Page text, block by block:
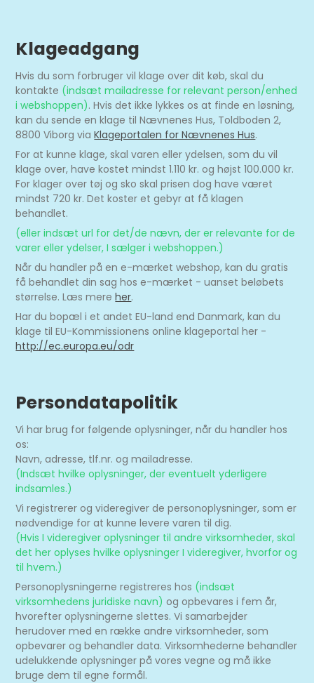
Klageadgang
Hvis du som forbruger vil klage over dit køb, skal du
kontakte (indsæt mailadresse for relevant person/enhed
i webshoppen). Hvis det ikke lykkes os at finde en løsning,
kan du sende en klage til Nævnenes Hus, Toldboden 2,
8800 Viborg viaKlageportalen for Nævnenes Hus.
For at kunne klage, skal varen eller ydelsen, som du vil
klage over, have kostet mindst 1.110 kr. og højst 100.000 kr.
For klager over tøj og sko skal prisen dog have været
mindst 720 kr. Det koster et gebyr at få klagen
behandlet.
(eller indsæt url for det/de nævn, der er relevante for de
varer eller ydelser, I sælger i webshoppen.)
Når du handler på en e-mærket webshop, kan du gratis
få behandlet din sag hos e-mærket - uanset beløbets
størrelse. Læs mereher.
Har du bopæl i et andet EU-land end Danmark, kan du
klage til EU-Kommissionens online klageportal her -
http://ec.europa.eu/odr
Persondatapolitik
Vi har brug for følgende oplysninger, når du handler hos
os:
Navn, adresse, tlf.nr. og mailadresse.
(Indsæt hvilke oplysninger, der eventuelt yderligere
indsamles.)
Vi registrerer og videregiver de personoplysninger, som er
nødvendige for at kunne levere varen til dig.
(Hvis I videregiver oplysninger til andre virksomheder, skal
det her oplyses hvilke oplysninger I videregiver, hvorfor og
til hvem.)
Personoplysningerne registreres hos (indsæt
virksomhedens juridiske navn) og opbevares i fem år,
hvorefter oplysningerne slettes. Vi samarbejder
herudover med en række andre virksomheder, som
opbevarer og behandler data. Virksomhederne behandler
udelukkende oplysninger på vores vegne og må ikke
bruge dem til egne formål.